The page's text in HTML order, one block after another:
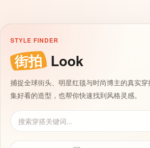
STYLE FINDER
街拍 Look
捕捉全球街头、明星红毯与时尚博主的真实
集好看的造型，也帮你快速找到风格灵感。